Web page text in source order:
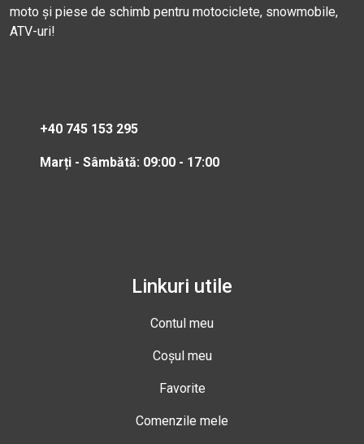
moto și piese de schimb pentru motociclete, snowmobile,
ATV-uri!
+40 745 153 295
Marți - Sâmbătă: 09:00 - 17:00
Linkuri utile
Contul meu
Coșul meu
Favorite
Comenzile mele